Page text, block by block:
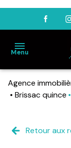
Menu
ACCUEIL
LOCATIONS
Agence
Brissac quince
Retour aux